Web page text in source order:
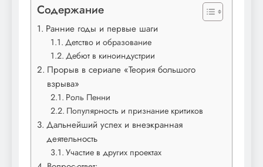
Содержание
Ранние годы и первые шаги
Детство и образование
Дебют в киноиндустрии
Прорыв в сериале «Теория большого
взрыва»
Роль Пенни
Популярность и признание критиков
Дальнейший успех и внеэкранная
деятельность
Участие в других проектах